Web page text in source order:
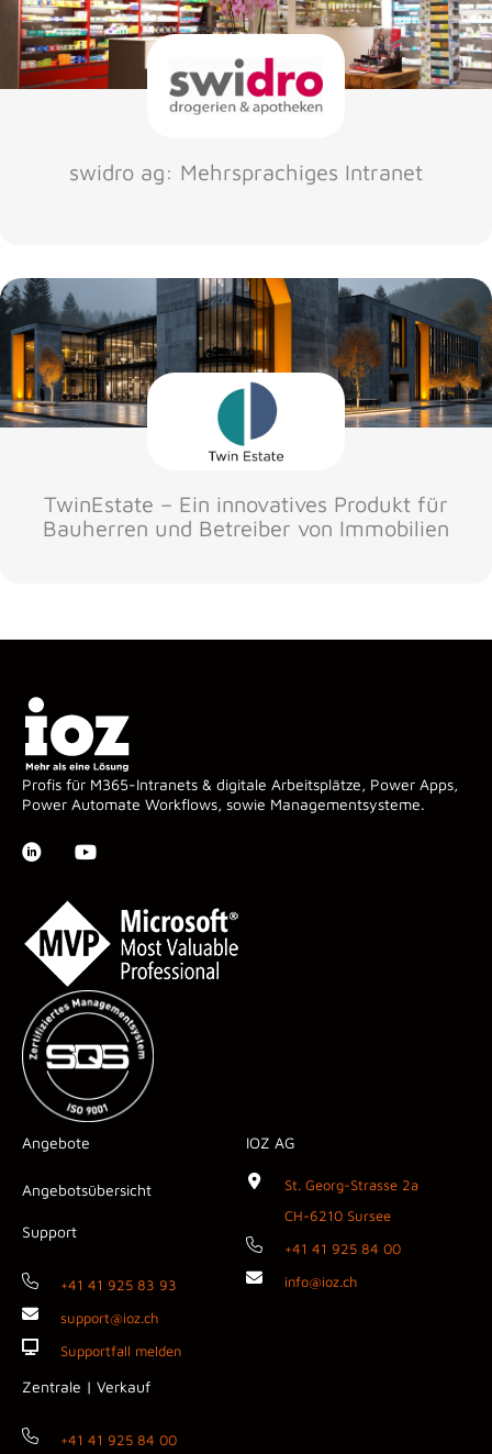
swidro ag: Mehrsprachiges Intranet
TwinEstate – Ein innovatives Produkt für
Bauherren und Betreiber von Immobilien
Profis für M365-Intranets & digitale Arbeitsplätze, Power Apps,
Power Automate Workflows, sowie Managementsysteme.
Angebote
Angebotsübersicht
Support
+41 41 925 83 93
support@ioz.ch
Supportfall melden
Zentrale | Verkauf
+41 41 925 84 00
IOZ AG
St. Georg-Strasse 2a
CH-6210 Sursee
+41 41 925 84 00
info@ioz.ch